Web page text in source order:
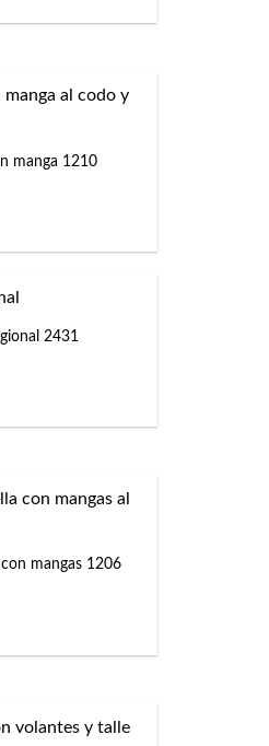
precios:
45,00€
manga 1210
2431
mangas 1206